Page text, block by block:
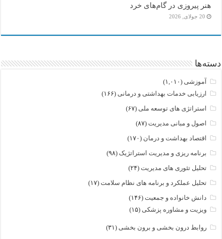
هنر پیروزی در گام‌های خرد
20 جولای, 2026
دسته‌ها
آموزشی (۱,۰۱۰)
ارزیابی خدمات بهداشتی و درمانی (۱۶۶)
استراتژی های توسعه ملی (۶۷)
اصول و مبانی مدیریت (۸۷)
اقتصاد بهداشت و درمان (۱۷۰)
برنامه ریزی و مدیریت استراتژیک (۹۸)
تحلیل تئوری های مدیریت (۲۴)
تحلیل عملکرد و برنامه های نظام سلامت (۱۷)
دانش خانواده و جمعیت (۱۴۶)
ویزیت و مشاوره پزشکی (۱۵)
روابط درون بخشی و برون بخشی (۳۱)